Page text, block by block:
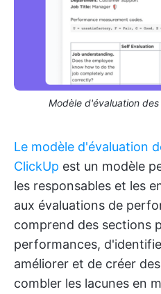
Modèle d'évaluation
Le modèle d'évaluation
ClickUp est un modèle
les responsables et les
aux évaluations de
comprend des sections
performances,
améliorer et de créer
combler les lacunes en